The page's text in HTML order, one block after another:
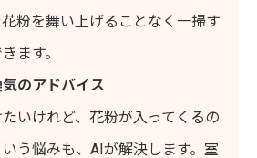
粉を舞い上げることなく一掃す
ます。
のアドバイス
たいけれど、花粉が入ってくるの
う悩みも、AIが解決します。室